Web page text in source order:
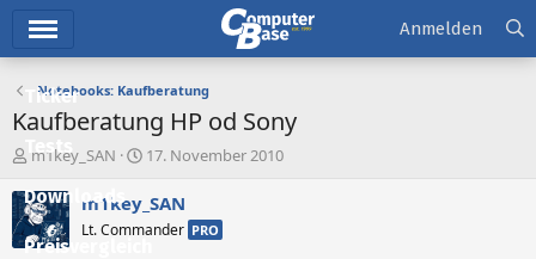
Ticker
Tests
Downloads
Preisvergleich
Anmelden
Notebooks: Kaufberatung
Kaufberatung HP od Sony
E
s
t
e
m1key_SAN
E
s
t
e
17. November 2010
m1key_SAN
Lt. Commander PRO